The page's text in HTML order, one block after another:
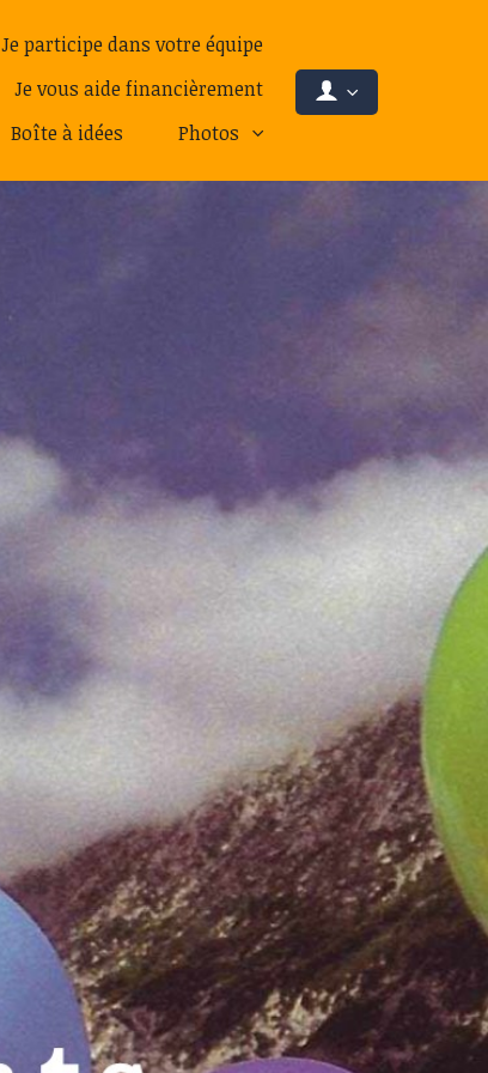
Je participe dans votre équipe
Je vous aide financièrement
Boîte à idées Photos